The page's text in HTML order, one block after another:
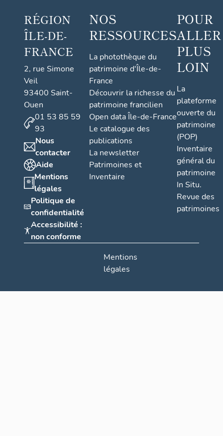
RÉGION
ÎLE-DE-
FRANCE
2, rue Simone
Veil
93400 Saint-
Ouen
01 53 85 59
93
Nous
contacter
Aide
Mentions
légales
Politique de
confidentialité
Accessibilité :
non conforme
NOS
RESSOURCES
La photothèque du
patrimoine d'Île-de-
France
Découvrir la richesse du
patrimoine francilien
Open data Île-de-France
Le catalogue des
publications
La newsletter
Patrimoines et
Inventaire
POUR
ALLER
PLUS
LOIN
La
plateforme
ouverte du
patrimoine
(POP)
Inventaire
général du
patrimoine
In Situ.
Revue des
patrimoines
Mentions
légales